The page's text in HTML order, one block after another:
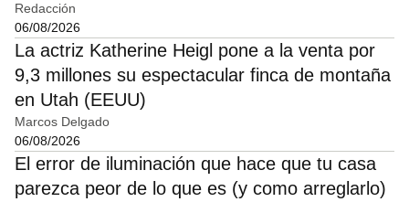
Redacción
06/08/2026
La actriz Katherine Heigl pone a la venta por
9,3 millones su espectacular finca de montaña
en Utah (EEUU)
Marcos Delgado
06/08/2026
El error de iluminación que hace que tu casa
parezca peor de lo que es (y como arreglarlo)